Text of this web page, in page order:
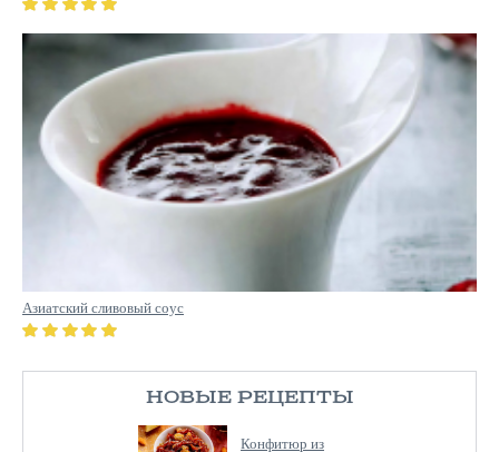
НОВЫЕ РЕЦЕПТЫ
Конфитюр из
Азиатский сливовый соус